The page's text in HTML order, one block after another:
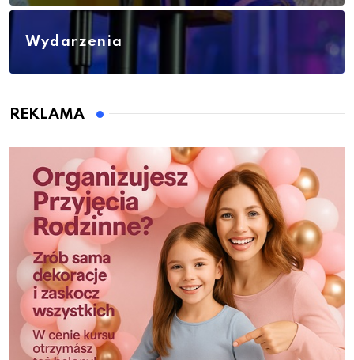
Wydarzenia
REKLAMA